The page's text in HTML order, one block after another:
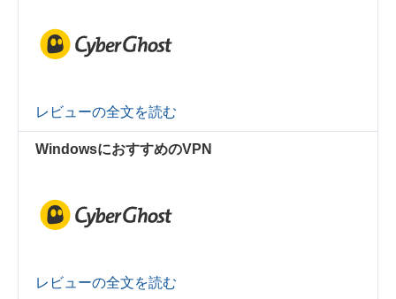
レビューの全文を読む
WindowsにおすすめのVPN
レビューの全文を読む